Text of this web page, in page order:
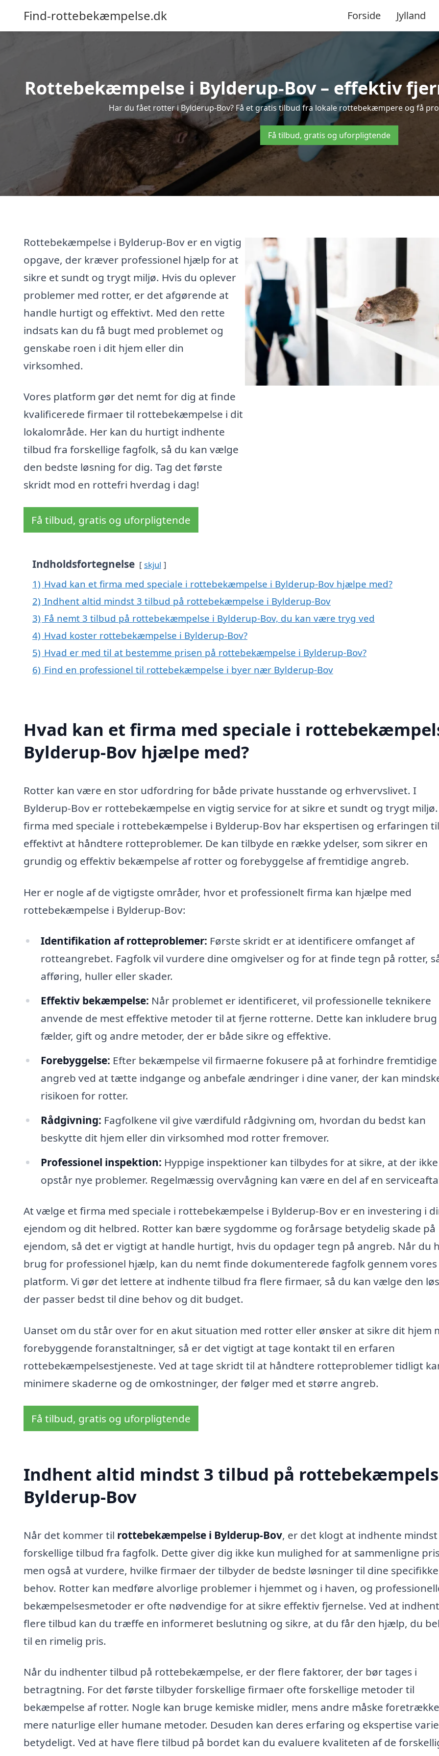
Find-rottebekæmpelse.dk Forside Jylland
Rottebekæmpelse i Bylderup-Bov – effektiv
Har du fået rotter i Bylderup-Bov? Få et gratis tilbud fra lokale rottebekæmpere og få
Få tilbud, gratis og uforpligtende
Rottebekæmpelse i Bylderup-Bov er en vigtig
opgave, der kræver professionel hjælp for at
sikre et sundt og trygt miljø. Hvis du oplever
problemer med rotter, er det afgørende at
handle hurtigt og effektivt. Med den rette
indsats kan du få bugt med problemet og
genskabe roen i dit hjem eller din
virksomhed.
Vores platform gør det nemt for dig at finde
kvalificerede firmaer til rottebekæmpelse i dit
lokalområde. Her kan du hurtigt indhente
tilbud fra forskellige fagfolk, så du kan vælge
den bedste løsning for dig. Tag det første
skridt mod en rottefri hverdag i dag!
Få tilbud, gratis og uforpligtende
Indholdsfortegnelse skjul
1) Hvad kan et firma med speciale i rottebekæmpelse i Bylderup-Bov hjælpe med?
2) Indhent altid mindst 3 tilbud på rottebekæmpelse i Bylderup-Bov
3) Få nemt 3 tilbud på rottebekæmpelse i Bylderup-Bov, du kan være tryg ved
4) Hvad koster rottebekæmpelse i Bylderup-Bov?
5) Hvad er med til at bestemme prisen på rottebekæmpelse i Bylderup-Bov?
6) Find en professionel til rottebekæmpelse i byer nær Bylderup-Bov
Hvad kan et firma med speciale i
Bylderup-Bov hjælpe med?
Rotter kan være en stor udfordring for både private husstande og erhvervslivet. I
Bylderup-Bov er rottebekæmpelse en vigtig service for at sikre et sundt og trygt miljø.
firma med speciale i rottebekæmpelse i Bylderup-Bov har ekspertisen og erfaringen til
effektivt at håndtere rotteproblemer. De kan tilbyde en række ydelser, som sikrer en
grundig og effektiv bekæmpelse af rotter og forebyggelse af fremtidige angreb.
Her er nogle af de vigtigste områder, hvor et professionelt firma kan hjælpe med
rottebekæmpelse i Bylderup-Bov:
Identifikation af rotteproblemer: Første skridt er at identificere omfanget af
rotteangrebet. Fagfolk vil vurdere dine omgivelser og for at finde tegn på rotter,
afføring, huller eller skader.
Effektiv bekæmpelse: Når problemet er identificeret, vil professionelle teknikere
anvende de mest effektive metoder til at fjerne rotterne. Dette kan inkludere brug
fælder, gift og andre metoder, der er både sikre og effektive.
Forebyggelse: Efter bekæmpelse vil firmaerne fokusere på at forhindre fremtidige
angreb ved at tætte indgange og anbefale ændringer i dine vaner, der kan
risikoen for rotter.
Rådgivning: Fagfolkene vil give værdifuld rådgivning om, hvordan du bedst kan
beskytte dit hjem eller din virksomhed mod rotter fremover.
Professionel inspektion: Hyppige inspektioner kan tilbydes for at sikre, at der ikke
opstår nye problemer. Regelmæssig overvågning kan være en del af en
At vælge et firma med speciale i rottebekæmpelse i Bylderup-Bov er en investering i
ejendom og dit helbred. Rotter kan bære sygdomme og forårsage betydelig skade på
ejendom, så det er vigtigt at handle hurtigt, hvis du opdager tegn på angreb. Når du
brug for professionel hjælp, kan du nemt finde dokumenterede fagfolk gennem vores
platform. Vi gør det lettere at indhente tilbud fra flere firmaer, så du kan vælge den
der passer bedst til dine behov og dit budget.
Uanset om du står over for en akut situation med rotter eller ønsker at sikre dit hjem
forebyggende foranstaltninger, så er det vigtigt at tage kontakt til en erfaren
rottebekæmpelsestjeneste. Ved at tage skridt til at håndtere rotteproblemer tidligt
minimere skaderne og de omkostninger, der følger med et større angreb.
Få tilbud, gratis og uforpligtende
Indhent altid mindst 3 tilbud på
Bylderup-Bov
Når det kommer til rottebekæmpelse i Bylderup-Bov, er det klogt at indhente
forskellige tilbud fra fagfolk. Dette giver dig ikke kun mulighed for at sammenligne
men også at vurdere, hvilke firmaer der tilbyder de bedste løsninger til dine specifikke
behov. Rotter kan medføre alvorlige problemer i hjemmet og i haven, og
bekæmpelsesmetoder er ofte nødvendige for at sikre effektiv fjernelse. Ved at
flere tilbud kan du træffe en informeret beslutning og sikre, at du får den hjælp, du
til en rimelig pris.
Når du indhenter tilbud på rottebekæmpelse, er der flere faktorer, der bør tages i
betragtning. For det første tilbyder forskellige firmaer ofte forskellige metoder til
bekæmpelse af rotter. Nogle kan bruge kemiske midler, mens andre måske
mere naturlige eller humane metoder. Desuden kan deres erfaring og ekspertise
betydeligt. Ved at have flere tilbud på bordet kan du evaluere kvaliteten af de